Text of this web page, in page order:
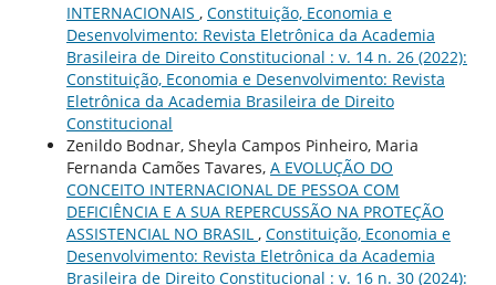
INTERNACIONAIS , Constituição, Economia e
Desenvolvimento: Revista Eletrônica da Academia
Brasileira de Direito Constitucional : v. 14 n. 26 (2022):
Constituição, Economia e Desenvolvimento: Revista
Eletrônica da Academia Brasileira de Direito
Constitucional
Zenildo Bodnar, Sheyla Campos Pinheiro, Maria
Fernanda Camões Tavares, A EVOLUÇÃO DO
CONCEITO INTERNACIONAL DE PESSOA COM
DEFICIÊNCIA E A SUA REPERCUSSÃO NA PROTEÇÃO
ASSISTENCIAL NO BRASIL , Constituição, Economia e
Desenvolvimento: Revista Eletrônica da Academia
Brasileira de Direito Constitucional : v. 16 n. 30 (2024):